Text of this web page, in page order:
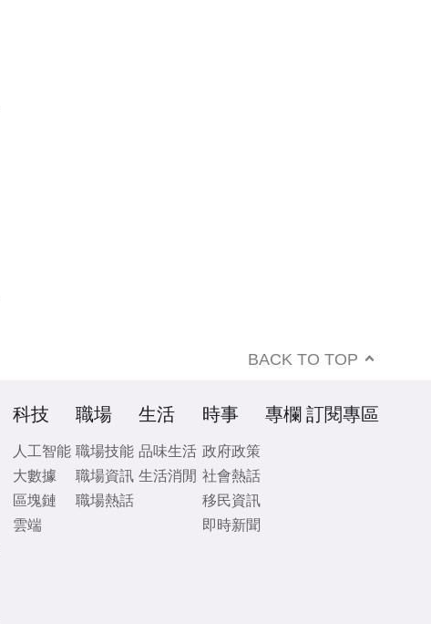
BACK TO TOP
科技
人工智能
大數據
區塊鏈
雲端
職場
職場技能
職場資訊
職場熱話
生活
品味生活
生活消閒
時事
政府政策
社會熱話
移民資訊
即時新聞
專欄 訂閱專區